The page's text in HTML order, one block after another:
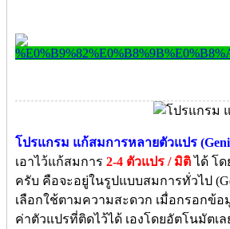
โปรแกรม แก้สมการหลายตัวแปร
เอาไว้แก้สมการ 2-4 ตัวแปร / มิติได้ โ
ครับ คือจะอยู่ในรูปแบบสมการทั่วไป
เลือกใช้ตามความสะดวก เมื่อกรอกข้
ค่าตัวแปรที่ติดไว้ได้ เองโดยอัตโนมัต